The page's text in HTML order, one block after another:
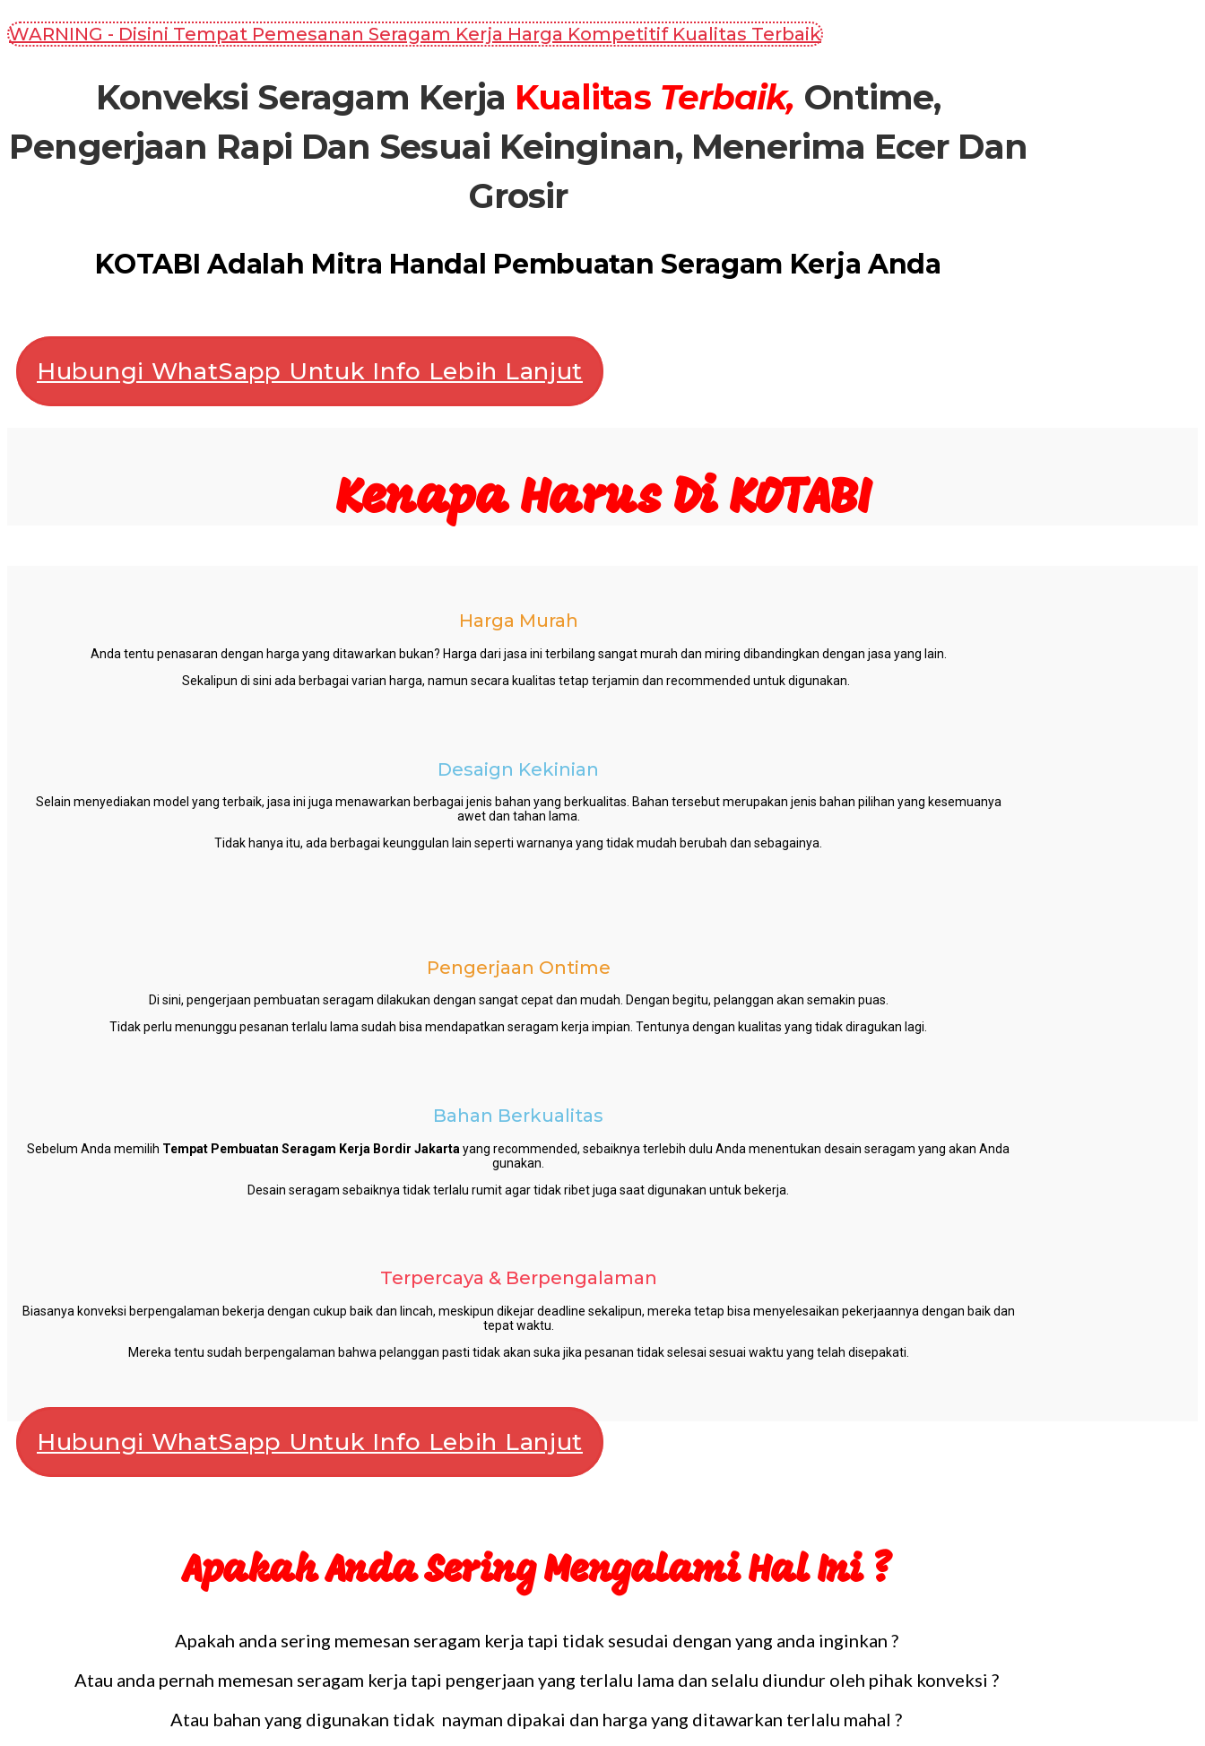
WARNING - Disini Tempat Pemesanan Seragam Kerja Harga Kompetitif Kualitas Terbaik
Konveksi Seragam Kerja Kualitas Terbaik, Ontime,
Pengerjaan Rapi Dan Sesuai Keinginan, Menerima Ecer Dan
Grosir
KOTABI Adalah Mitra Handal Pembuatan Seragam Kerja Anda
Hubungi WhatSapp Untuk Info Lebih Lanjut
Kenapa Harus Di KOTABI
Harga Murah
Anda tentu penasaran dengan harga yang ditawarkan bukan? Harga dari jasa ini terbilang sangat murah dan miring dibandingkan dengan jasa yang lain.
Sekalipun di sini ada berbagai varian harga, namun secara kualitas tetap terjamin dan recommended untuk digunakan.
Desaign Kekinian
Selain menyediakan model yang terbaik, jasa ini juga menawarkan berbagai jenis bahan yang berkualitas. Bahan tersebut merupakan jenis bahan pilihan yang kesemuanya
awet dan tahan lama.
Tidak hanya itu, ada berbagai keunggulan lain seperti warnanya yang tidak mudah berubah dan sebagainya.
Pengerjaan Ontime
Di sini, pengerjaan pembuatan seragam dilakukan dengan sangat cepat dan mudah. Dengan begitu, pelanggan akan semakin puas.
Tidak perlu menunggu pesanan terlalu lama sudah bisa mendapatkan seragam kerja impian. Tentunya dengan kualitas yang tidak diragukan lagi.
Bahan Berkualitas
Sebelum Anda memilih Tempat Pembuatan Seragam Kerja Bordir Jakarta yang recommended, sebaiknya terlebih dulu Anda menentukan desain seragam yang akan Anda
gunakan.
Desain seragam sebaiknya tidak terlalu rumit agar tidak ribet juga saat digunakan untuk bekerja.
Terpercaya & Berpengalaman
Biasanya konveksi berpengalaman bekerja dengan cukup baik dan lincah, meskipun dikejar deadline sekalipun, mereka tetap bisa menyelesaikan pekerjaannya dengan baik dan
tepat waktu.
Mereka tentu sudah berpengalaman bahwa pelanggan pasti tidak akan suka jika pesanan tidak selesai sesuai waktu yang telah disepakati.
Hubungi WhatSapp Untuk Info Lebih Lanjut
Apakah Anda Sering Mengalami Hal Ini ?
Apakah anda sering memesan seragam kerja tapi tidak sesudai dengan yang anda inginkan ?
Atau anda pernah memesan seragam kerja tapi pengerjaan yang terlalu lama dan selalu diundur oleh pihak konveksi ?
Atau bahan yang digunakan tidak nayman dipakai dan harga yang ditawarkan terlalu mahal ?